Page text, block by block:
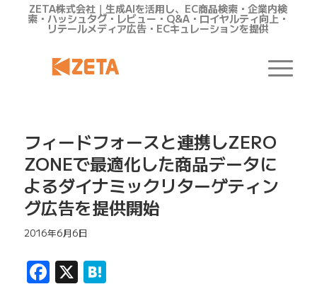
ZETA株式会社｜生成AIを活用し、EC商品検索・企業内検
索・ハッシュタグ・レビュー・Q&A・ロイヤルティ向上・
リテールメディア広告・ECキュレーションを提供
フィードフォースと連携しZERO
ZONEで最適化した商品データに
よるダイナミックリターゲティン
グ広告を提供開始
2016年6月6日
Facebook
X Hatena